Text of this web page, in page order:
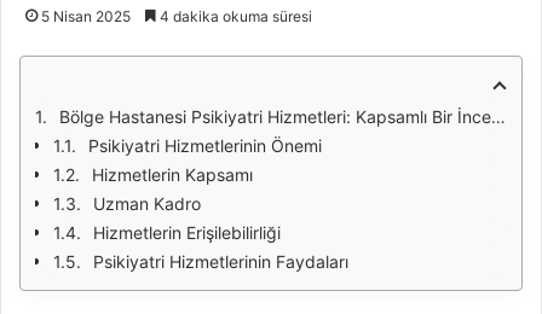
5 Nisan 2025 4 dakika okuma süresi
Bölge Hastanesi Psikiyatri Hizmetleri: Kapsamlı Bir İnceleme
Psikiyatri Hizmetlerinin Önemi
Hizmetlerin Kapsamı
Uzman Kadro
Hizmetlerin Erişilebilirliği
Psikiyatri Hizmetlerinin Faydaları